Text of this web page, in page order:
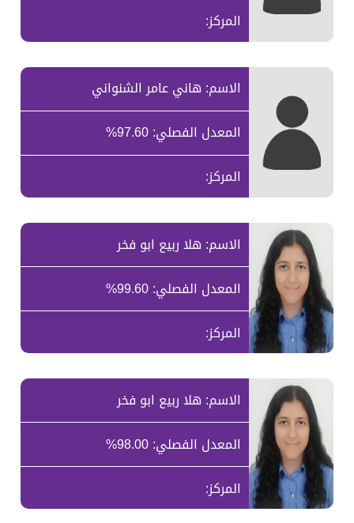
المركز:
الاسم: هاني عامر الشنواني
المعدل الفصلي: 97.60%
المركز:
الاسم: هلا ربيع ابو فخر
المعدل الفصلي: 99.60%
المركز:
الاسم: هلا ربيع ابو فخر
المعدل الفصلي: 98.00%
المركز: